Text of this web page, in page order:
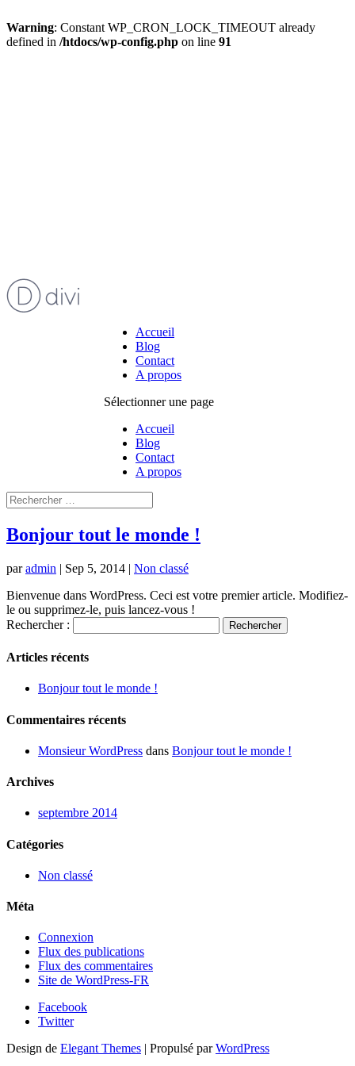
Warning: Constant WP_CRON_LOCK_TIMEOUT already
defined in /htdocs/wp-config.php on line 91
Accueil
Blog
Contact
A propos
Sélectionner une page
Accueil
Blog
Contact
A propos
Bonjour tout le monde !
paradmin | Sep 5, 2014 | Non classé
Bienvenue dans WordPress. Ceci est votre premier article. Modifiez-
le ou supprimez-le, puis lancez-vous !
Rechercher :
Articles récents
Bonjour tout le monde !
Commentaires récents
Monsieur WordPress dans Bonjour tout le monde !
Archives
septembre 2014
Catégories
Non classé
Méta
Connexion
Flux des publications
Flux des commentaires
Site de WordPress-FR
Facebook
Twitter
Design de Elegant Themes | Propulsé parWordPress